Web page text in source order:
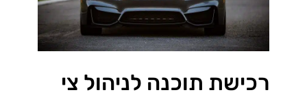
רכישת תוכנה לניהול צי